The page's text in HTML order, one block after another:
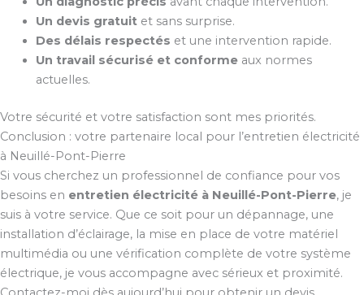
Un devis gratuitet sans surprise.
Des délais respectés et une intervention rapide.
Un travail sécurisé et conformeaux normes
actuelles.
Votre sécurité et votre satisfaction sont mes priorités.
Conclusion : votre partenaire local pour l’entretien électricité
à Neuillé-Pont-Pierre
Si vous cherchez un professionnel de confiance pour vos
besoins en entretien électricité à Neuillé-Pont-Pierre, je
suis à votre service. Que ce soit pour un dépannage, une
installation d’éclairage, la mise en place de votre matériel
multimédia ou une vérification complète de votre système
électrique, je vous accompagne avec sérieux et proximité.